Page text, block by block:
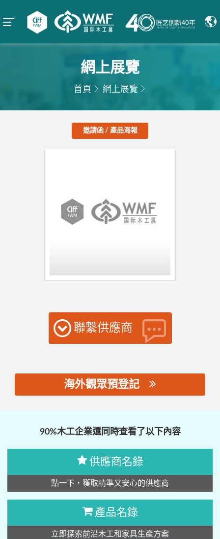
網上展覽
首頁 網上展覽
邀請函 / 產品海報
聯繫供應商
海外觀眾預登記
90%木工企業還同時查看了以下內容
供應商名錄
點一下，獲取精準又安心的供應商
產品名錄
立即探索前沿木工和家具生產方案